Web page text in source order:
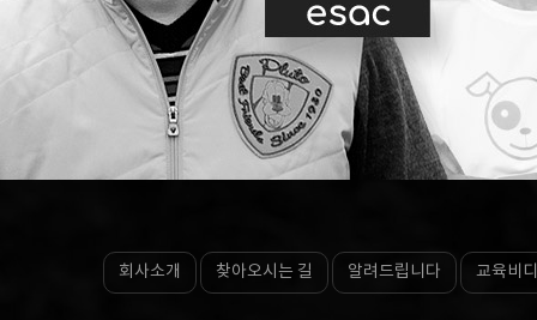
회사소개 찾아오시는 길 알려드립니다 교육비